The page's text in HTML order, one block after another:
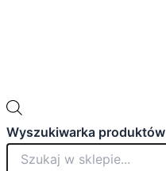
Wyszukiwarka produktów